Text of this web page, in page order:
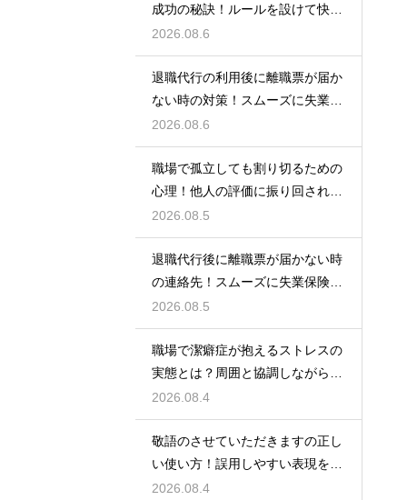
成功の秘訣！ルールを設けて快適
な空間を作る
2026.08.6
退職代行の利用後に離職票が届か
ない時の対策！スムーズに失業保
険をもらう
2026.08.6
職場で孤立しても割り切るための
心理！他人の評価に振り回されな
いための術
2026.08.5
退職代行後に離職票が届かない時
の連絡先！スムーズに失業保険を
もらう術
2026.08.5
職場で潔癖症が抱えるストレスの
実態とは？周囲と協調しながら快
適に働く術
2026.08.4
敬語のさせていただきますの正し
い使い方！誤用しやすい表現を理
解する術
2026.08.4